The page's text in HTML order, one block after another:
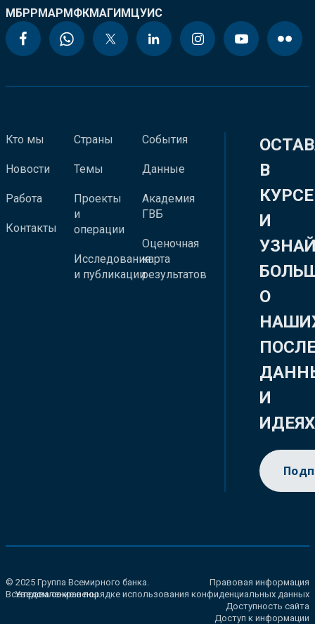
МБРРМАРМФКМАГИМЦУИС
Кто мы
Новости
Работа
Контакты
Страны
Темы
Проекты
и
операции
Исследования
и публикации
События
Данные
Академия
ГВБ
Оценочная
карта
результатов
В
КУРСЕ
И
О
И
ИДЕЯХ
© 2025 Группа Всемирного банка.
Все права сохранены.
Правовая информация
Уведомление о порядке использования конфиденциальных данных
Доступность сайта
Доступ к информации